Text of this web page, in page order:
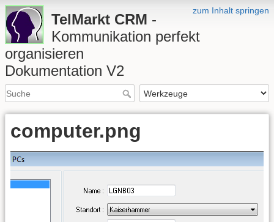
zum Inhalt springen
TelMarkt CRM -
Kommunikation perfekt
organisieren
Dokumentation V2
computer.png